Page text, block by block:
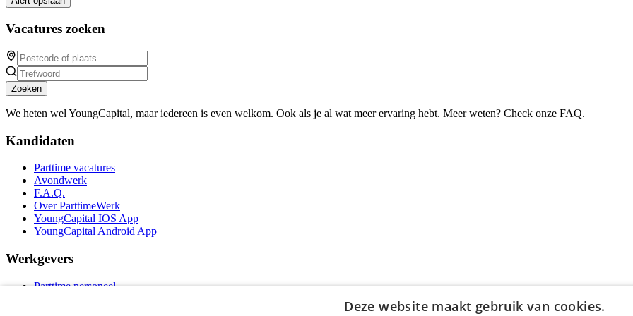
Vacatures zoeken
Zoeken
We heten wel YoungCapital, maar iedereen is even welkom. Ook als je al wat meer ervaring hebt. Meer weten? Check onze FAQ.
Kandidaten
Parttime vacatures
Avondwerk
F.A.Q.
Over ParttimeWerk
YoungCapital IOS App
YoungCapital Android App
Werkgevers
Parttime personeel
Deze website maakt gebruik van cookies.